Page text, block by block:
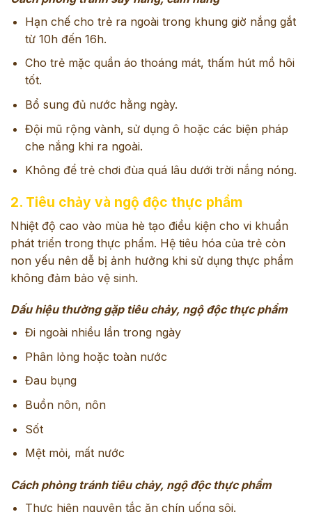
Hạn chế cho trẻ ra ngoài trong khung giờ nắng gắt
từ 10h đến 16h.
Cho trẻ mặc quần áo thoáng mát, thấm hút mồ hôi
tốt.
Bổ sung đủ nước hằng ngày.
Đội mũ rộng vành, sử dụng ô hoặc các biện pháp
che nắng khi ra ngoài.
Không để trẻ chơi đùa quá lâu dưới trời nắng nóng.
2. Tiêu chảy và ngộ độc thực phẩm
Nhiệt độ cao vào mùa hè tạo điều kiện cho vi khuẩn
phát triển trong thực phẩm. Hệ tiêu hóa của trẻ còn
non yếu nên dễ bị ảnh hưởng khi sử dụng thực phẩm
không đảm bảo vệ sinh.
Dấu hiệu thường gặp tiêu chảy, ngộ độc thực phẩm
Đi ngoài nhiều lần trong ngày
Phân lỏng hoặc toàn nước
Đau bụng
Buồn nôn, nôn
Sốt
Mệt mỏi, mất nước
Cách phòng tránh tiêu chảy, ngộ độc thực phẩm
Thực hiện nguyên tắc ăn chín uống sôi.